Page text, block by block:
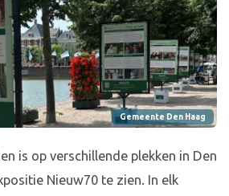
Gemeente Den Haag
is op verschillende plekken in Den
Nieuw70 te zien. In elk